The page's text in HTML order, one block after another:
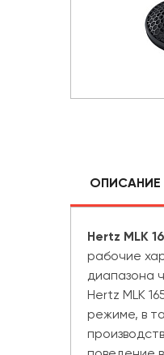
ОПИСАНИЕ
Hertz MLK
рабочие
диапазона
Hertz MLK
режиме, в